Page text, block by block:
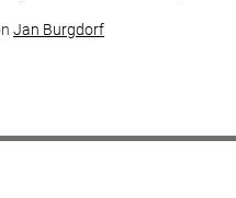
Jan Burgdorf